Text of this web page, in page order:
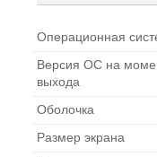
Операционная
Версия ОС на
выхода
Оболочка
Размер экрана